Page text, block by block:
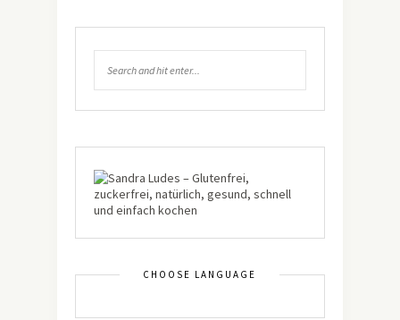
CHOOSE LANGUAGE